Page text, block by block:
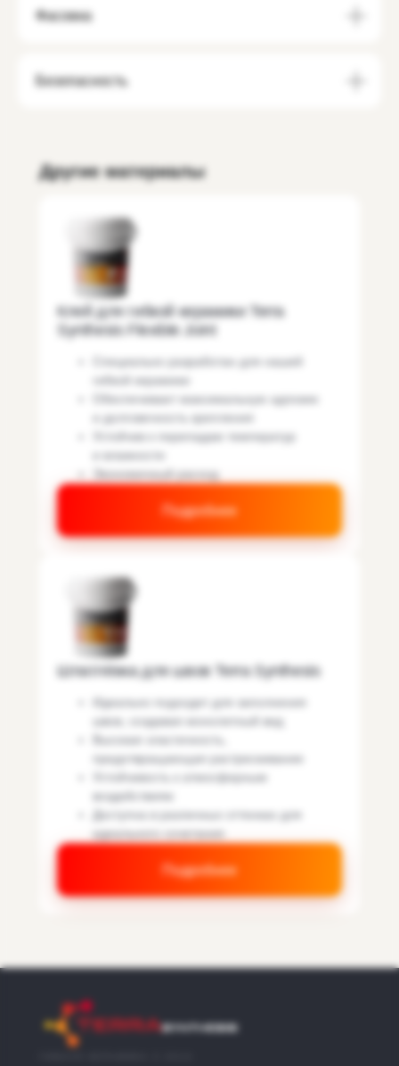
Фасовка
Безопасность
Другие материалы
Клей для гибкой керамики Terra
Synthesis Flexible Joint
Специально разработан для нашей
гибкой керамики
Обеспечивает максимальную адгезию
и долговечность крепления
Устойчив к перепадам температур
и влажности
Экономичный расход
Подробнее
Шпатлёвка для швов Terra Synthesis
Идеально подходит для заполнения
швов, создавая монолитный вид
Высокая эластичность,
предотвращающая растрескивание
Устойчивость к атмосферным
воздействиям
Доступна в различных оттенках для
идеального сочетания
Подробнее